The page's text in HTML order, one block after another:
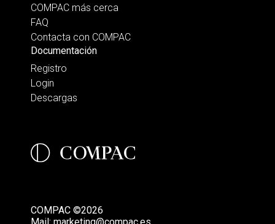
COMPAC más cerca
FAQ
Contacta con COMPAC
Documentación
Registro
Login
Descargas
COMPAC ©2026